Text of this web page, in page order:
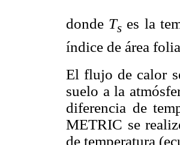
donde Ts es la
índice de área
El flujo de calor
suelo a la
diferencia de
METRIC se
de temperatura